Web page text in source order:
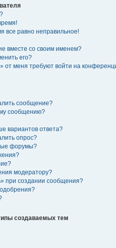
все равно неправильное!
вместе со своим именем?
его?
от меня требуют войти на
сообщение?
сообщению?
вариантов ответа?
опрос?
форумы?
модератору?
при создании сообщения?
создаваемых тем